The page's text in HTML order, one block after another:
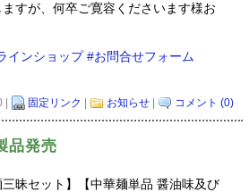
すが、何卒ご寛容くださいます様お
インショップ #お問合せフォーム
| 固定リンク | お知らせ | コメント (0)
品発売
昧セット】【中華麺単品 醤油味及び